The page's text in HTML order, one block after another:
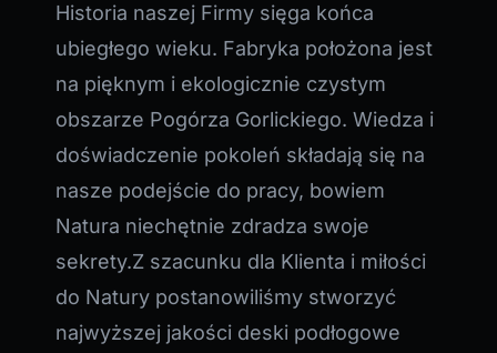
Historia naszej Firmy sięga końca
ubiegłego wieku. Fabryka położona jest
na pięknym i ekologicznie czystym
obszarze Pogórza Gorlickiego. Wiedza i
doświadczenie pokoleń składają się na
nasze podejście do pracy, bowiem
Natura niechętnie zdradza swoje
sekrety.Z szacunku dla Klienta i miłości
do Natury postanowiliśmy stworzyć
najwyższej jakości deski podłogowe